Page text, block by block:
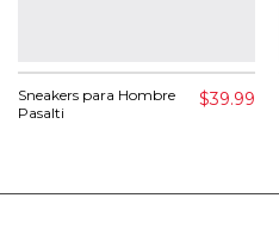
Sneakers para Hombre
Pasalti
$39.99